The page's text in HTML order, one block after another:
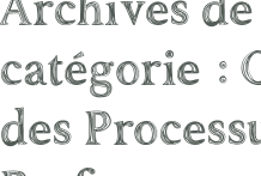
catégorie :
des